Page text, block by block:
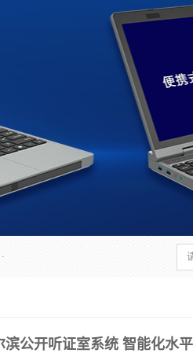
程提讯（提审）、记录仪、远程指挥综合管理平台、录播系统等
滨公开听证室系统 智能化水平